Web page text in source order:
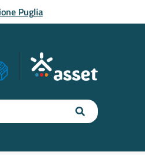
Puglia